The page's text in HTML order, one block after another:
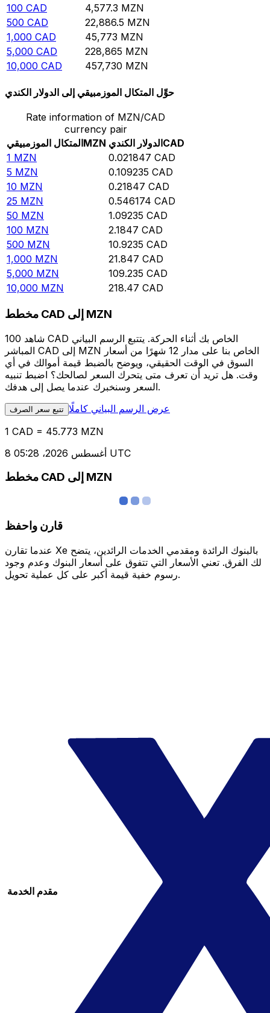
100 CAD 4,577.3 MZN
500 CAD 22,886.5 MZN
1,000 CAD 45,773 MZN
5,000 CAD 228,865 MZN
10,000 CAD 457,730 MZN
حوِّل المتكال الموزمبيقي إلى الدولار الكندي
Rate information of MZN/CAD
currency pair
المتكال الموزمبيقيMZN الدولار الكنديCAD
1 MZN 0.021847 CAD
5 MZN 0.109235 CAD
10 MZN 0.21847 CAD
25 MZN 0.546174 CAD
50 MZN 1.09235 CAD
100 MZN 2.1847 CAD
500 MZN 10.9235 CAD
1,000 MZN 21.847 CAD
5,000 MZN 109.235 CAD
10,000 MZN 218.47 CAD
مخطط CAD إلى MZN
شاهد 100 CAD الخاص بك أثناء الحركة. يتتبع الرسم البياني
المباشر CAD إلى MZN الخاص بنا على مدار 12 شهرًا من أسعار
السوق في الوقت الحقيقي، ويوضح بالضبط قيمة أموالك في أي
وقت. هل تريد أن تعرف متى يتحرك السعر لصالحك؟ اضبط تنبيه
السعر وسنخبرك عندما يصل إلى هدفك.
تتبع سعر الصرف عرض الرسم البياني كاملًا
1 CAD = 45.773 MZN
8 أغسطس 2026، 05:28 UTC
مخطط CAD إلى MZN
قارن واحفظ
عندما تقارن Xe بالبنوك الرائدة ومقدمي الخدمات الرائدين، يتضح
لك الفرق. تعني الأسعار التي تتفوق على أسعار البنوك وعدم وجود
رسوم خفية قيمة أكبر على كل عملية تحويل.
مقدم الخدمة